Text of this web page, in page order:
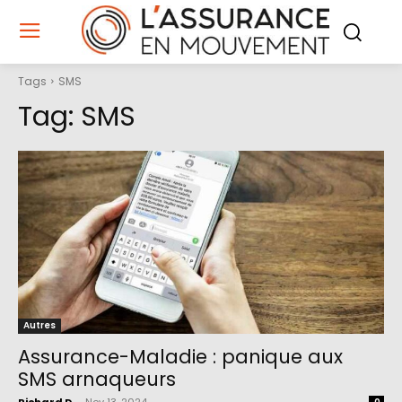
Tags SMS
Tag: SMS
Autres
Assurance-Maladie : panique aux
SMS arnaqueurs